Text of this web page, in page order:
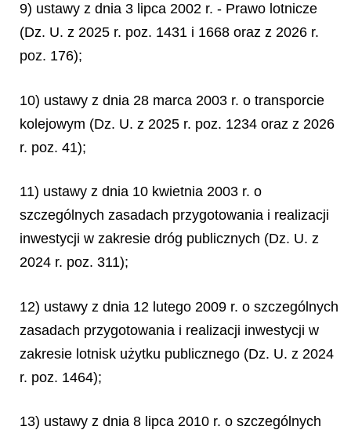
9) ustawy z dnia 3 lipca 2002 r. - Prawo lotnicze
(Dz. U. z 2025 r. poz. 1431 i 1668 oraz z 2026 r.
poz. 176);
10) ustawy z dnia 28 marca 2003 r. o transporcie
kolejowym (Dz. U. z 2025 r. poz. 1234 oraz z 2026
r. poz. 41);
11) ustawy z dnia 10 kwietnia 2003 r. o
szczególnych zasadach przygotowania i realizacji
inwestycji w zakresie dróg publicznych (Dz. U. z
2024 r. poz. 311);
12) ustawy z dnia 12 lutego 2009 r. o szczególnych
zasadach przygotowania i realizacji inwestycji w
zakresie lotnisk użytku publicznego (Dz. U. z 2024
r. poz. 1464);
13) ustawy z dnia 8 lipca 2010 r. o szczególnych